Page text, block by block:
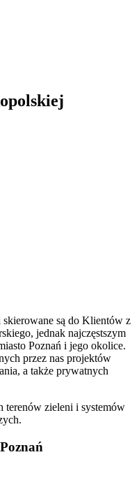
skierowane są do Klientów z
jednak najczęstszym
Poznań i jego okolice.
przez nas projektów
a także prywatnych
terenów zieleni i systemów